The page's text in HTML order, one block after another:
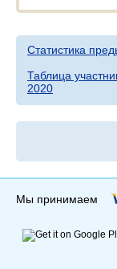
Статистика
Таблица
2020
Мы принимаем